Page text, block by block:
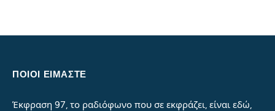
ΠΟΙΟΙ ΕΙΜΑΣΤΕ
Έκφραση 97, το ραδιόφωνο που σε εκφράζει, είναι εδώ,